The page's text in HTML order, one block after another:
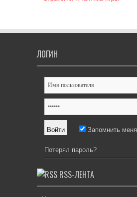
ЛОГИН
Запомнить меня
Потерял пароль?
RSS-ЛЕНТА